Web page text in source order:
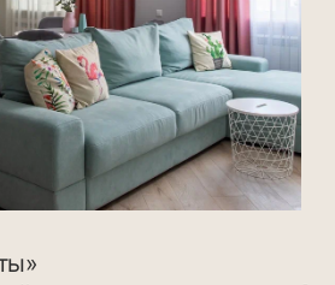
с политикой